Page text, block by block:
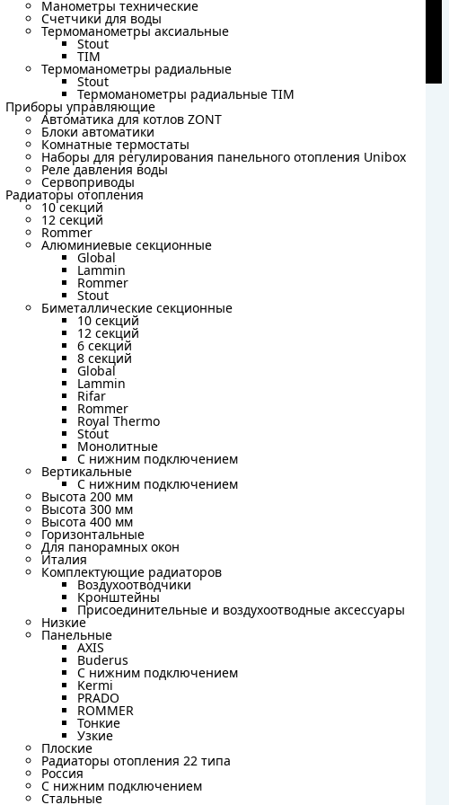
Манометры технические
Счетчики для воды
Термоманометры аксиальные
Stout
TIM
Термоманометры радиальные
Stout
Термоманометры радиальные TIM
Приборы управляющие
Автоматика для котлов ZONT
Блоки автоматики
Комнатные термостаты
Наборы для регулирования панельного отопления Unibox
Реле давления воды
Сервоприводы
Радиаторы отопления
10 секций
12 секций
Rommer
Алюминиевые секционные
Global
Lammin
Rommer
Stout
Биметаллические секционные
10 секций
12 секций
6 секций
8 секций
Global
Lammin
Rifar
Rommer
Royal Thermo
Stout
Монолитные
С нижним подключением
Вертикальные
С нижним подключением
Высота 200 мм
Высота 300 мм
Высота 400 мм
Горизонтальные
Для панорамных окон
Италия
Комплектующие радиаторов
Воздухоотводчики
Кронштейны
Присоединительные и воздухоотводные аксессуары
Низкие
Панельные
AXIS
Buderus
C нижним подключением
Kermi
PRADO
ROMMER
Тонкие
Узкие
Плоские
Радиаторы отопления 22 типа
Россия
С нижним подключением
Стальные
Манометры технические
Счетчики для воды
Термоманометры аксиальные
Stout
TIM
Термоманометры радиальные
Stout
Термоманометры радиальные TIM
Приборы управляющие
Автоматика для котлов ZONT
Блоки автоматики
Комнатные термостаты
Наборы для регулирования панельного отопления Unibox
Реле давления воды
Сервоприводы
Радиаторы отопления
10 секций
12 секций
Rommer
Алюминиевые секционные
Global
Lammin
Rommer
Stout
Биметаллические секционные
10 секций
12 секций
6 секций
8 секций
Global
Lammin
Rifar
Rommer
Royal Thermo
Stout
Монолитные
С нижним подключением
Вертикальные
С нижним подключением
Высота 200 мм
Высота 300 мм
Высота 400 мм
Горизонтальные
Для панорамных окон
Италия
Комплектующие радиаторов
Воздухоотводчики
Кронштейны
Присоединительные и воздухоотводные аксессуары
Низкие
Панельные
AXIS
Buderus
C нижним подключением
Kermi
PRADO
ROMMER
Тонкие
Узкие
Плоские
Радиаторы отопления 22 типа
Россия
С нижним подключением
Стальные